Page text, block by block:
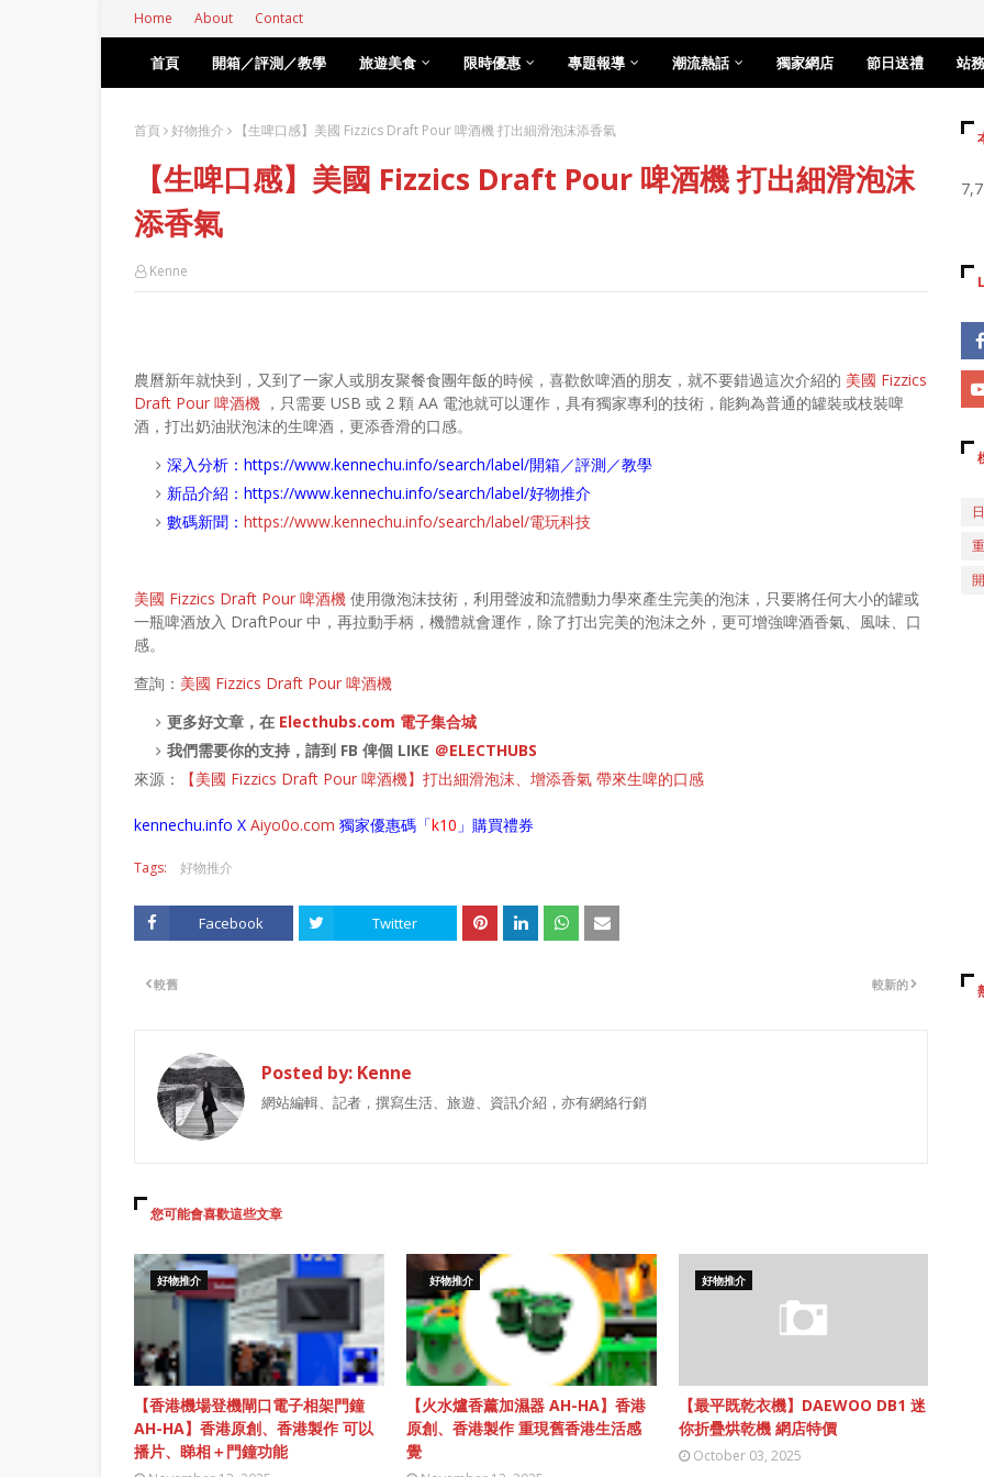
Home About Contact
首頁 開箱／評測／教學 旅遊美食 限時優惠 專題報導 潮流熱話 獨家網店 節日送禮 站
首頁 好物推介 【生啤口感】美國 Fizzics Draft Pour 啤酒機 打出細滑泡沫添香氣
【生啤口感】美國 Fizzics Draft Pour 啤酒機 打出細滑泡沫
添香氣
Kenne
農曆新年就快到，又到了一家人或朋友聚餐食團年飯的時候，喜歡飲啤酒的朋友，就不要錯過這次介紹的 美國 Fizzics
Draft Pour 啤酒機 ，只需要 USB 或 2 顆 AA 電池就可以運作，具有獨家專利的技術，能夠為普通的罐裝或枝裝啤
酒，打出奶油狀泡沫的生啤酒，更添香滑的口感。
深入分析： https://www.kennechu.info/search/label/開箱／評測／教學
新品介紹： https://www.kennechu.info/search/label/好物推介
數碼新聞： https://www.kennechu.info/search/label/電玩科技
美國 Fizzics Draft Pour 啤酒機 使用微泡沫技術，利用聲波和流體動力學來產生完美的泡沫，只要將任何大小的罐或
一瓶啤酒放入 DraftPour 中，再拉動手柄，機體就會運作，除了打出完美的泡沫之外，更可增強啤酒香氣、風味、口
感。
查詢： 美國 Fizzics Draft Pour 啤酒機
更多好文章，在 Electhubs.com 電子集合城
我們需要你的支持，請到 FB 俾個 LIKE ＠ELECTHUBS
來源：
【美國 Fizzics Draft Pour 啤酒機】打出細滑泡沫、增添香氣 帶來生啤的口感
kennechu.info X Aiyo0o.com 獨家優惠碼「k10 」購買禮券
Tags: 好物推介
Facebook Twitter
較新的
較舊
Posted by: Kenne
網站編輯、記者，撰寫生活、旅遊、資訊介紹，亦有網絡行銷
您可能會喜歡這些文章
好物推介
【香港機場登機閘口電子相架門鐘
AH-HA】香港原創、香港製作 可以
播片、睇相＋門鐘功能
好物推介
【火水爐香薰加濕器 AH-HA】香港
原創、香港製作 重現舊香港生活感
覺
好物推介
【最平既乾衣機】DAEWOO DB1 迷
你折疊烘乾機 網店特價
October 03, 2025